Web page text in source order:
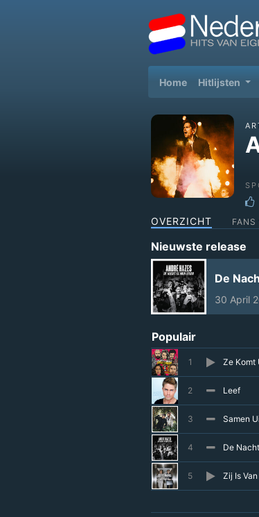
Home(current)
Hitlijsten
OVERZICHT FANS
Nieuwste release
De
30 April
Populair
1 Ze Komt
2 Leef
3 Samen
4 De
5 Zij Is